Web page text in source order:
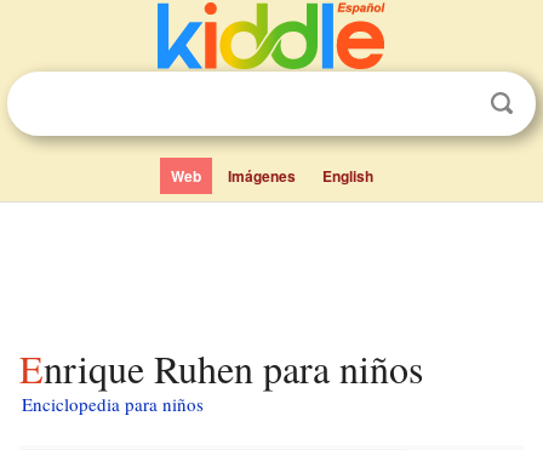
Web Imágenes English
Enrique Ruhen para niños
Enciclopedia para niños